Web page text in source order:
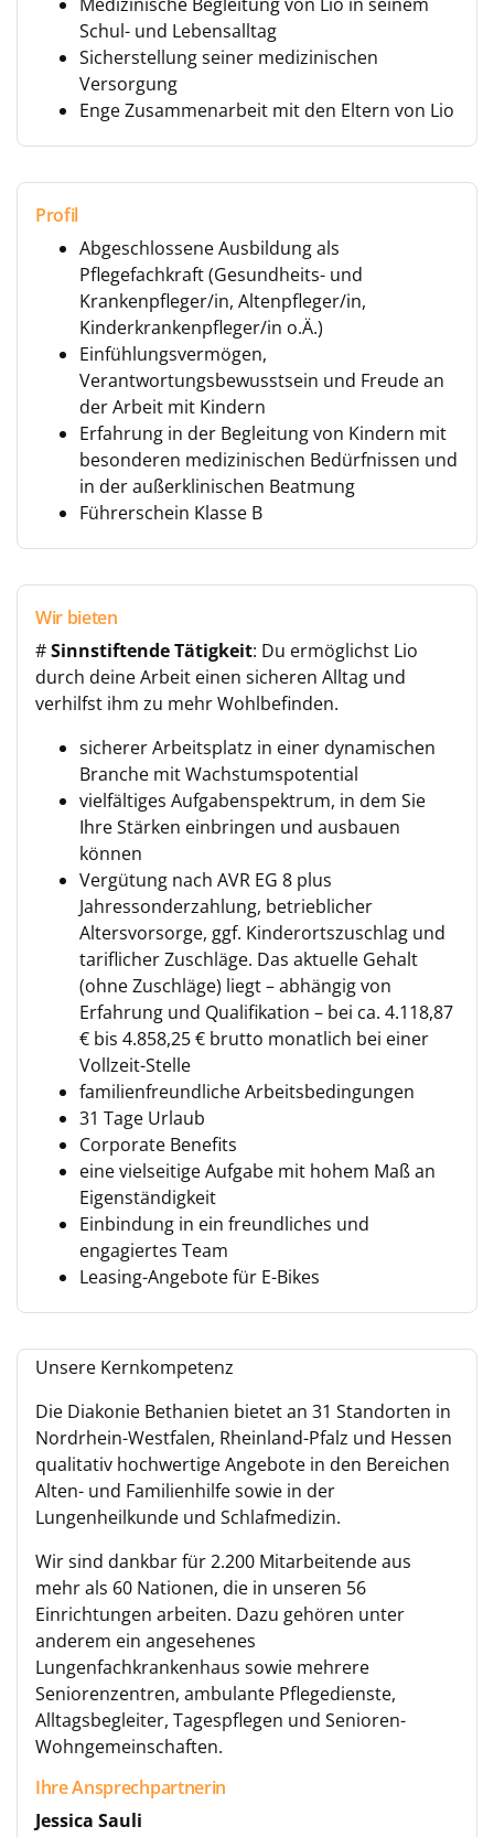
Schul- und Lebensalltag
Sicherstellung seiner medizinischen
Versorgung
Enge Zusammenarbeit mit den Eltern von Lio
Profil
Abgeschlossene Ausbildung als
Pflegefachkraft (Gesundheits- und
Krankenpfleger/in, Altenpfleger/in,
Kinderkrankenpfleger/in o.Ä.)
Einfühlungsvermögen,
Verantwortungsbewusstsein und Freude an
der Arbeit mit Kindern
Erfahrung in der Begleitung von Kindern mit
besonderen medizinischen Bedürfnissen und
in der außerklinischen Beatmung
Führerschein Klasse B
Wir bieten
#Sinnstiftende Tätigkeit: Du ermöglichst Lio
durch deine Arbeit einen sicheren Alltag und
verhilfst ihm zu mehr Wohlbefinden.
sicherer Arbeitsplatz in einer dynamischen
Branche mit Wachstumspotential
vielfältiges Aufgabenspektrum, in dem Sie
Ihre Stärken einbringen und ausbauen
können
Vergütung nach AVR EG 8 plus
Jahressonderzahlung, betrieblicher
Altersvorsorge, ggf. Kinderortszuschlag und
tariflicher Zuschläge. Das aktuelle Gehalt
(ohne Zuschläge) liegt – abhängig von
Erfahrung und Qualifikation – bei ca. 4.118,87
€ bis 4.858,25 € brutto monatlich bei einer
Vollzeit-Stelle
familienfreundliche Arbeitsbedingungen
31 Tage Urlaub
Corporate Benefits
eine vielseitige Aufgabe mit hohem Maß an
Eigenständigkeit
Einbindung in ein freundliches und
engagiertes Team
Leasing-Angebote für E-Bikes
Unsere Kernkompetenz
Die Diakonie Bethanien bietet an 31 Standorten in
Nordrhein-Westfalen, Rheinland-Pfalz und Hessen
qualitativ hochwertige Angebote in den Bereichen
Alten- und Familienhilfe sowie in der
Lungenheilkunde und Schlafmedizin.
Wir sind dankbar für 2.200 Mitarbeitende aus
mehr als 60 Nationen, die in unseren 56
Einrichtungen arbeiten. Dazu gehören unter
anderem ein angesehenes
Lungenfachkrankenhaus sowie mehrere
Seniorenzentren, ambulante Pflegedienste,
Alltagsbegleiter, Tagespflegen und Senioren-
Wohngemeinschaften.
Ihre Ansprechpartnerin
Jessica Sauli